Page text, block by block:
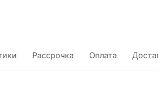
Рассрочка Оплата